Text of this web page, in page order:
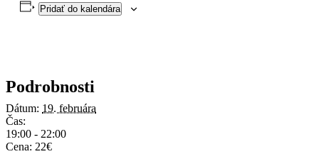
Pridať do kalendára
Podrobnosti
Dátum: 19. februára
Čas:
19:00 - 22:00
Cena: 22€